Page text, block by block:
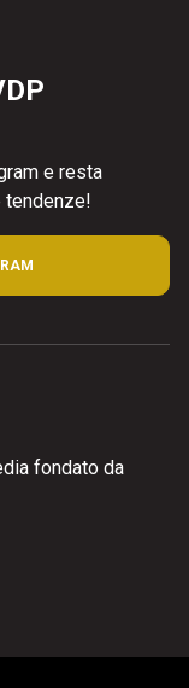
e resta
tendenze!
fondato da